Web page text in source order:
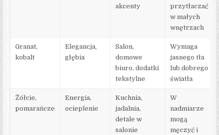
akcenty
przytłaczać
w małych
wnętrzach
Granat,
kobalt
Elegancja,
głębia
Salon,
domowe
biuro, dodatki
tekstylne
Wymaga
jasnego tła
lub dobrego
światła
Żółcie,
pomarańcze
Energia,
ocieplenie
Kuchnia,
jadalnia,
detale w
salonie
W
nadmiarze
mogą
męczyć i